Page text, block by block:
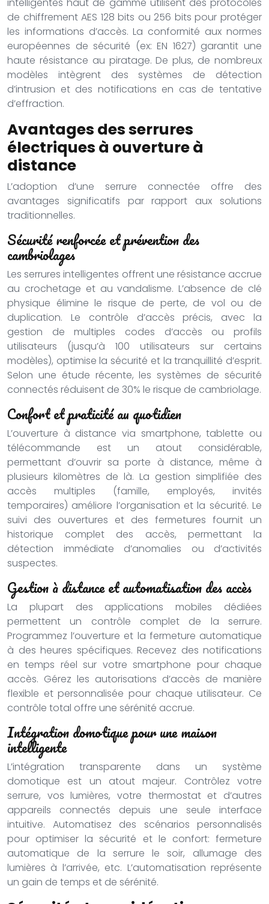
de chiffrement AES 128 bits ou 256 bits pour protéger
les informations d’accès. La conformité aux normes
européennes de sécurité (ex: EN 1627) garantit une
haute résistance au piratage. De plus, de nombreux
modèles intègrent des systèmes de détection
d’intrusion et des notifications en cas de tentative
d’effraction.
Avantages des serrures
électriques à ouverture à
distance
L’adoption d’une serrure connectée offre des
avantages significatifs par rapport aux solutions
traditionnelles.
Sécurité renforcée et prévention des
cambriolages
Les serrures intelligentes offrent une résistance accrue
au crochetage et au vandalisme. L’absence de clé
physique élimine le risque de perte, de vol ou de
duplication. Le contrôle d’accès précis, avec la
gestion de multiples codes d’accès ou profils
utilisateurs (jusqu’à 100 utilisateurs sur certains
modèles), optimise la sécurité et la tranquillité d’esprit.
Selon une étude récente, les systèmes de sécurité
connectés réduisent de 30% le risque de cambriolage.
Confort et praticité au quotidien
L’ouverture à distance via smartphone, tablette ou
télécommande est un atout considérable,
permettant d’ouvrir sa porte à distance, même à
plusieurs kilomètres de là. La gestion simplifiée des
accès multiples (famille, employés, invités
temporaires) améliore l’organisation et la sécurité. Le
suivi des ouvertures et des fermetures fournit un
historique complet des accès, permettant la
détection immédiate d’anomalies ou d’activités
suspectes.
Gestion à distance et automatisation des accès
La plupart des applications mobiles dédiées
permettent un contrôle complet de la serrure.
Programmez l’ouverture et la fermeture automatique
à des heures spécifiques. Recevez des notifications
en temps réel sur votre smartphone pour chaque
accès. Gérez les autorisations d’accès de manière
flexible et personnalisée pour chaque utilisateur. Ce
contrôle total offre une sérénité accrue.
Intégration domotique pour une maison
intelligente
L’intégration transparente dans un système
domotique est un atout majeur. Contrôlez votre
serrure, vos lumières, votre thermostat et d’autres
appareils connectés depuis une seule interface
intuitive. Automatisez des scénarios personnalisés
pour optimiser la sécurité et le confort: fermeture
automatique de la serrure le soir, allumage des
lumières à l’arrivée, etc. L’automatisation représente
un gain de temps et de sérénité.